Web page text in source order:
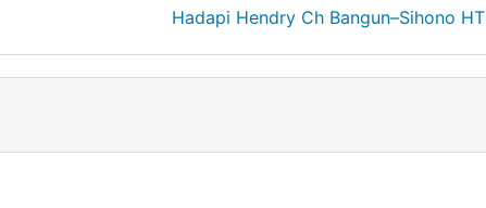
Hadapi Hendry Ch Bangun–Sihono HT